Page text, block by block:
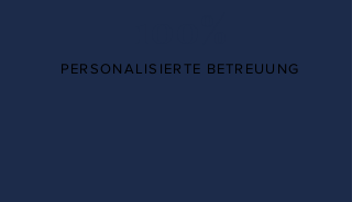
PERSONALISIERTE BETREUUNG